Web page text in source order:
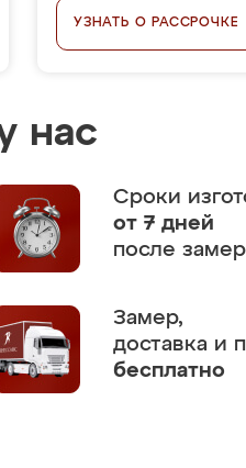
УЗНАТЬ О РАССРОЧКЕ
нас
Сроки
от 7 дней
после
Замер,
доставка и
бесплатно